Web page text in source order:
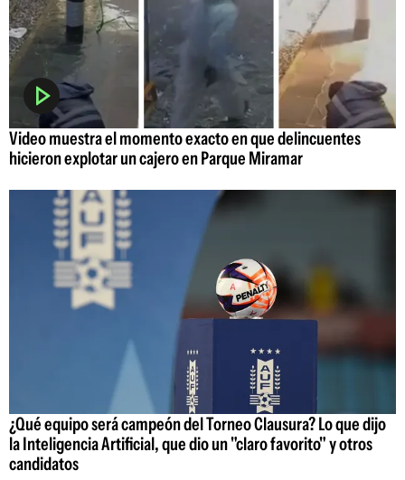
Video muestra el momento exacto en que delincuentes
hicieron explotar un cajero en Parque Miramar
¿Qué equipo será campeón del Torneo Clausura? Lo que dijo
la Inteligencia Artificial, que dio un "claro favorito" y otros
candidatos